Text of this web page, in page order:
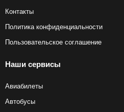
Контакты
Политика конфиденциальности
Пользовательское соглашение
Наши сервисы
Авиабилеты
Автобусы